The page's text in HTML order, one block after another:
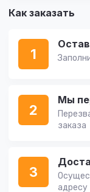
Как заказать
1
2
Мы
заказа
3
адресу